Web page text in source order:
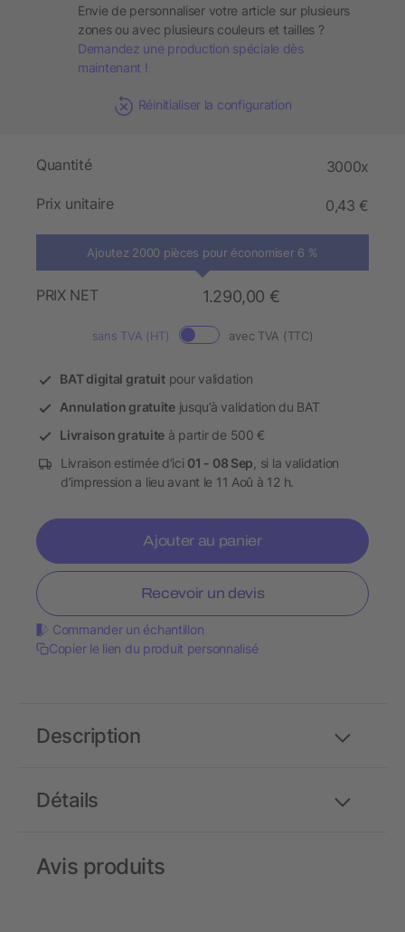
Envie de personnaliser votre article sur plusieurs
zones ou avec plusieurs couleurs et tailles ?
Demandez une production spéciale dès
maintenant !
Réinitialiser la configuration
Quantité 3000x
Prix unitaire 0,43 €
Ajoutez 2000 pièces pour économiser 6 %
PRIX NET 1.290,00 €
sans TVA (HT) avec TVA (TTC)
BAT digital gratuitpour validation
Annulation gratuitejusqu’à validation du BAT
Livraison gratuite à partir de 500 €
Livraison estimée d’ici 01 - 08 Sep , si la validation
d’impression a lieu avant le 11 Aoû à 12 h.
Ajouter au panier
Recevoir un devis
Commander un échantillon
Copier le lien du produit personnalisé
Détails
Description
Avis produits